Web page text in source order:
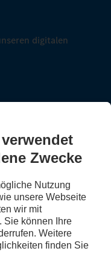
digitalen
Truckerinnen und